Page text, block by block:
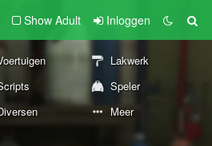
Show Adult Inloggen
Lakwerk
Speler
Meer